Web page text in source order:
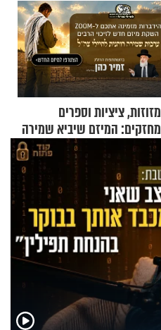
מזוזות, ציציות וספרים
מחזקים: המיזם שיביא שמירה
רוחנית לאלפי חיילי צה"ל